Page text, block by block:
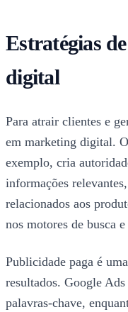
Estratégias
digital
Para atrair clientes e
em marketing digital.
exemplo, cria
informações
relacionados aos
nos motores de busca
Publicidade paga é
resultados. Google
palavras-chave,